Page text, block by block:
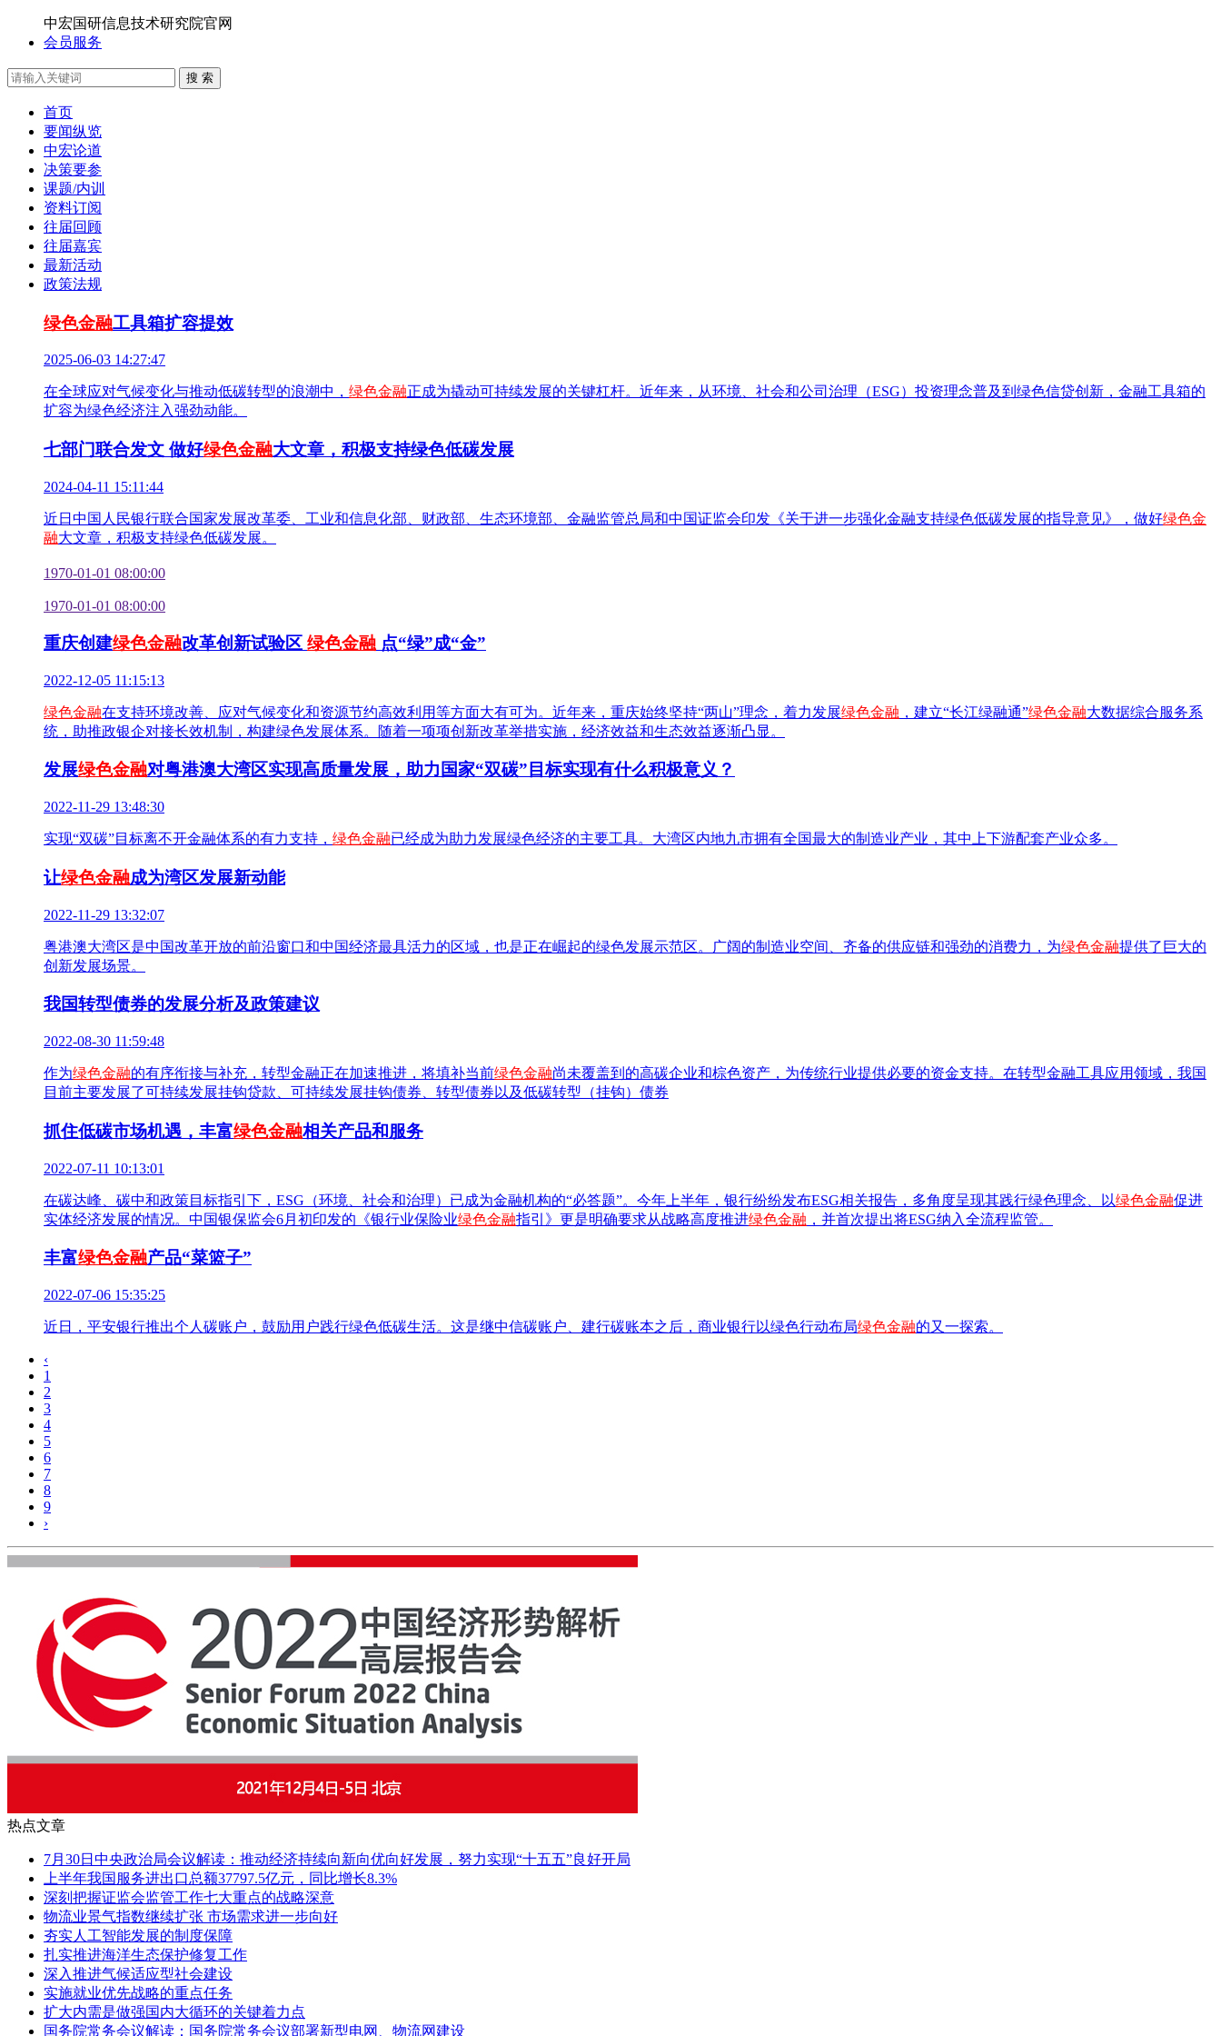
中宏国研信息技术研究院官网
会员服务
搜 索
首页
要闻纵览
中宏论道
决策要参
课题/内训
资料订阅
往届回顾
往届嘉宾
最新活动
政策法规
绿色金融工具箱扩容提效
2025-06-03 14:27:47
在全球应对气候变化与推动低碳转型的浪潮中， 绿色金融正成为撬动可持续发展的关键杠杆。近年来，从环境、社会和公司治理（ESG）投资理念普及到绿色信贷创新，金融工具箱的
扩容为绿色经济注入强劲动能。
七部门联合发文 做好绿色金融大文章，积极支持绿色低碳发展
2024-04-11 15:11:44
近日中国人民银行联合国家发展改革委、工业和信息化部、财政部、生态环境部、金融监管总局和中国证监会印发《关于进一步强化金融支持绿色低碳发展的指导意见》，做好绿色金
融大文章，积极支持绿色低碳发展。
1970-01-01 08:00:00
1970-01-01 08:00:00
重庆创建绿色金融改革创新试验区 绿色金融 点“绿”成“金”
2022-12-05 11:15:13
绿色金融在支持环境改善、应对气候变化和资源节约高效利用等方面大有可为。近年来，重庆始终坚持“两山”理念，着力发展绿色金融 ，建立“长江绿融通”绿色金融大数据综合服务系
统，助推政银企对接长效机制，构建绿色发展体系。随着一项项创新改革举措实施，经济效益和生态效益逐渐凸显。
发展绿色金融对粤港澳大湾区实现高质量发展，助力国家“双碳”目标实现有什么积极意义？
2022-11-29 13:48:30
实现“双碳”目标离不开金融体系的有力支持， 绿色金融已经成为助力发展绿色经济的主要工具。大湾区内地九市拥有全国最大的制造业产业，其中上下游配套产业众多。
让绿色金融成为湾区发展新动能
2022-11-29 13:32:07
粤港澳大湾区是中国改革开放的前沿窗口和中国经济最具活力的区域，也是正在崛起的绿色发展示范区。广阔的制造业空间、齐备的供应链和强劲的消费力，为绿色金融提供了巨大的
创新发展场景。
我国转型债券的发展分析及政策建议
2022-08-30 11:59:48
作为绿色金融的有序衔接与补充，转型金融正在加速推进，将填补当前绿色金融尚未覆盖到的高碳企业和棕色资产，为传统行业提供必要的资金支持。在转型金融工具应用领域，我国
目前主要发展了可持续发展挂钩贷款、可持续发展挂钩债券、转型债券以及低碳转型（挂钩）债券
抓住低碳市场机遇，丰富绿色金融相关产品和服务
2022-07-11 10:13:01
在碳达峰、碳中和政策目标指引下，ESG（环境、社会和治理）已成为金融机构的“必答题”。今年上半年，银行纷纷发布ESG相关报告，多角度呈现其践行绿色理念、以绿色金融促进
实体经济发展的情况。中国银保监会6月初印发的《银行业保险业绿色金融指引》更是明确要求从战略高度推进绿色金融 ，并首次提出将ESG纳入全流程监管。
丰富绿色金融产品“菜篮子”
2022-07-06 15:35:25
近日，平安银行推出个人碳账户，鼓励用户践行绿色低碳生活。这是继中信碳账户、建行碳账本之后，商业银行以绿色行动布局绿色金融的又一探索。
‹
1
2
3
4
5
6
7
8
9
›
热点文章
7月30日中央政治局会议解读：推动经济持续向新向优向好发展，努力实现“十五五”良好开局
上半年我国服务进出口总额37797.5亿元，同比增长8.3%
深刻把握证监会监管工作七大重点的战略深意
物流业景气指数继续扩张 市场需求进一步向好
夯实人工智能发展的制度保障
扎实推进海洋生态保护修复工作
深入推进气候适应型社会建设
实施就业优先战略的重点任务
扩大内需是做强国内大循环的关键着力点
国务院常务会议解读：国务院常务会议部署新型电网、物流网建设